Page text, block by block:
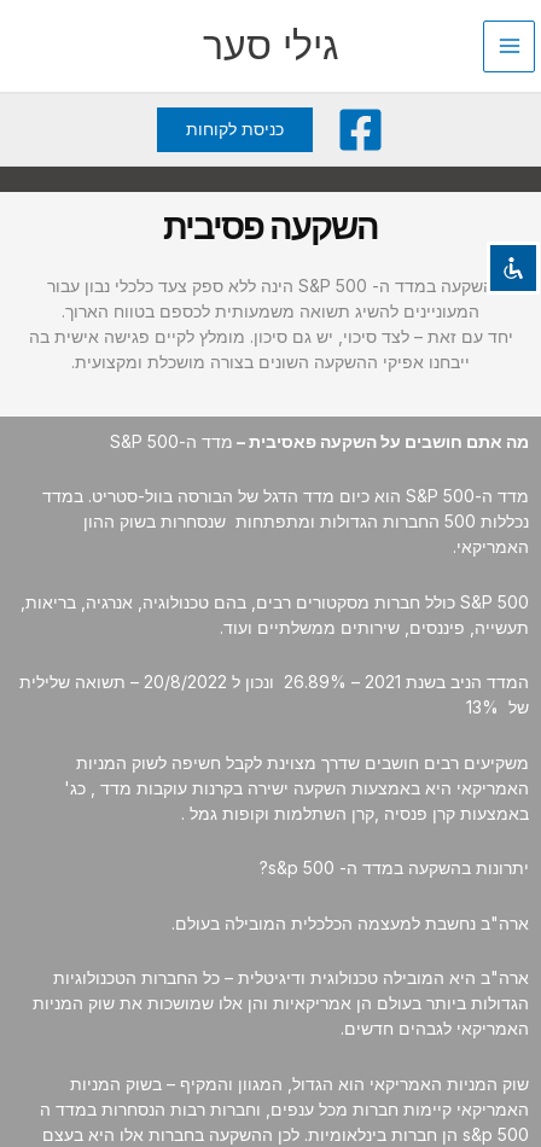
השבת את ההבזקים
settings צבע רקע
הקטנת גופן
הגדלת גופן
brightness_high ניגודיות בהירה
format_underlined הוסף קו תחתון לקישורים
סמן קישורים
לאפס
את
האפשרויות
cached
לתוכן
גילי סער
כניסת לקוחות
השקעה פסיבית
השקעה במדד ה- S&P 500 הינה ללא ספק צעד כלכלי נבון עבור
המעוניינים להשיג תשואה משמעותית לכספם בטווח הארוך.
יחד עם זאת – לצד סיכוי, יש גם סיכון. מומלץ לקיים פגישה אישית בה
ייבחנו אפיקי ההשקעה השונים בצורה מושכלת ומקצועית.
מה אתם חושבים על השקעה פאסיבית – מדד ה-S&P 500
מדד ה-S&P 500 הוא כיום מדד הדגל של הבורסה בוול-סטריט. במדד
נכללות 500 החברות הגדולות ומתפתחות שנסחרות בשוק ההון
האמריקאי.
S&P 500 כולל חברות מסקטורים רבים, בהם טכנולוגיה, אנרגיה, בריאות,
תעשייה, פיננסים, שירותים ממשלתיים ועוד.
המדד הניב בשנת 2021 – 26.89% ונכון ל 20/8/2022 – תשואה שלילית
של 13%
משקיעים רבים חושבים שדרך מצוינת לקבל חשיפה לשוק המניות
האמריקאי היא באמצעות השקעה ישירה בקרנות עוקבות מדד , כג'
באמצעות קרן פנסיה ,קרן השתלמות וקופות גמל .
יתרונות בהשקעה במדד ה- s&p 500?
ארה"ב נחשבת למעצמה הכלכלית המובילה בעולם.
ארה"ב היא המובילה טכנולוגית ודיגיטלית – כל החברות הטכנולוגיות
הגדולות ביותר בעולם הן אמריקאיות והן אלו שמושכות את שוק המניות
האמריקאי לגבהים חדשים.
שוק המניות האמריקאי הוא הגדול, המגוון והמקיף – בשוק המניות
האמריקאי קיימות חברות מכל ענפים, וחברות רבות הנסחרות במדד ה
s&p 500 הן חברות בינלאומיות. לכן ההשקעה בחברות אלו היא בעצם